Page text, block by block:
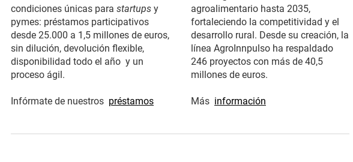
condiciones únicas para startups y
pymes: préstamos participativos
desde 25.000 a 1,5 millones de euros,
sin dilución, devolución flexible,
disponibilidad todo el año y un
proceso ágil.
Infórmate de nuestros préstamos(se abre en una nueva ventana)
agroalimentario hasta 2035,
fortaleciendo la competitividad y el
desarrollo rural. Desde su creación, la
línea AgroInnpulso ha respaldado
246 proyectos con más de 40,5
millones de euros.
Más información